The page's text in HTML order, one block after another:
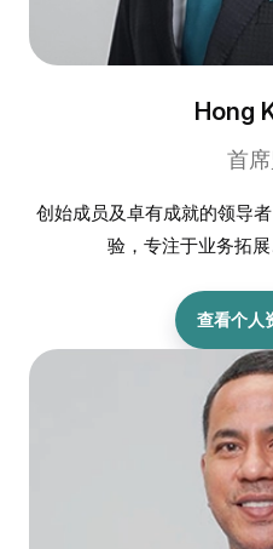
Hong
首
创始成员及卓有成就的领导
验，专注于业务拓展
查看个人